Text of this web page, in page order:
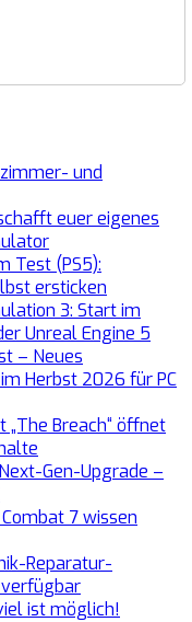
und
euer eigenes
Test (PS5):
ersticken
3: Start im
Unreal Engine 5
– Neues
Herbst 2026 für PC
„The Breach“ öffnet
Gen-Upgrade –
7 wissen
Reparatur-
ist möglich!